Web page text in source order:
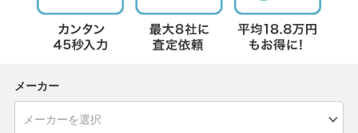
メーカー